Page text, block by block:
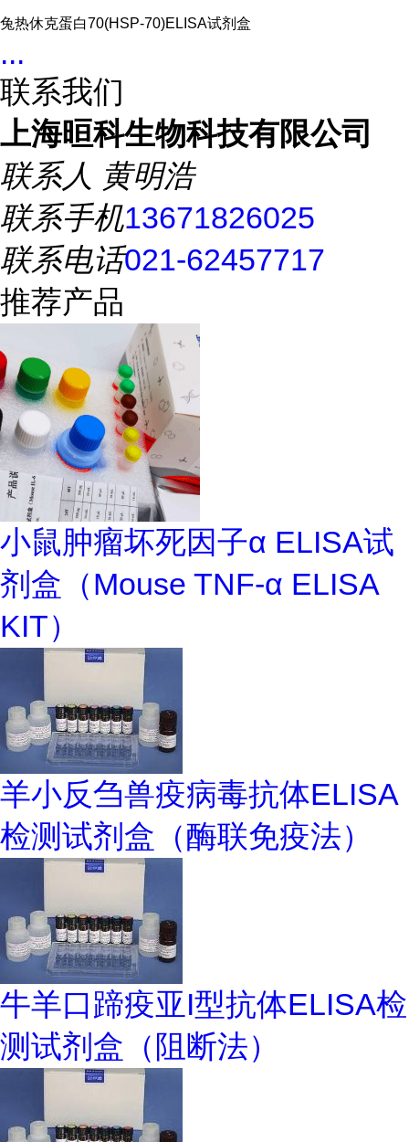
兔热休克蛋白70(HSP-70)ELISA试剂盒
...
联系我们
上海晅科生物科技有限公司
联系人 黄明浩
联系手机13671826025
联系电话021-62457717
推荐产品
小鼠肿瘤坏死因子α ELISA试
剂盒（Mouse TNF-α ELISA
KIT）
羊小反刍兽疫病毒抗体ELISA
检测试剂盒（酶联免疫法）
牛羊口蹄疫亚I型抗体ELISA检
测试剂盒（阻断法）